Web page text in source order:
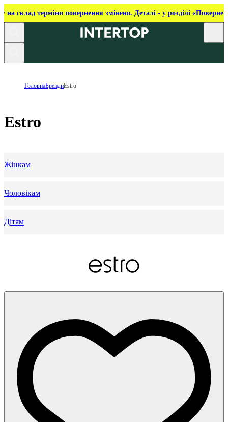
на склад терміни повернення змінено. Деталі - у розділі
ГоловнаБрендиEstro
Estro
Жінкам
Чоловікам
Дітям